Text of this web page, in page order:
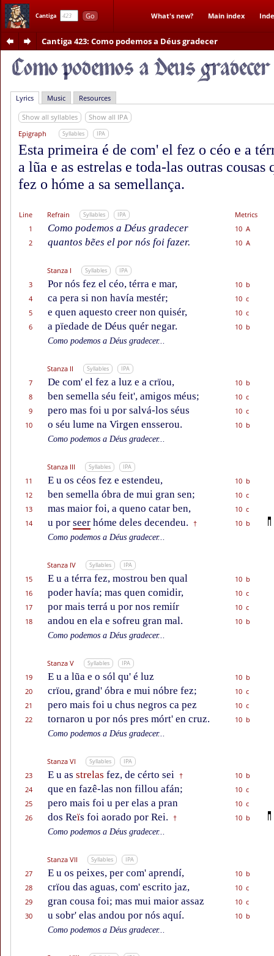
Cantiga Go What's new? Main index
Cantiga 423: Como podemos a Déus gradecer
Lyrics Music Resources
Show all syllables
Show all IPA
Epigraph
Syllables IPA
Esta primeira é de com' el fez o céo e a
a lũa e as estrelas e toda-las outras cousas
fez o hóme a sa semellança.
Line Refrain Syllables IPA
Metrics
1
Como podemos a Déus gradecer
10 A
2
quantos bẽes el por nós foi fazer. 10 A
Stanza I Syllables IPA
3 Por nós fez el céo, térra e mar,
10 b
4
ca pera si non havía mestér;
10 c
5
e quen aquesto creer non quisér,
10 c
6
a pïedade de Déus quér negar.
10 b
Como podemos a Déus gradecer...
Stanza II Syllables IPA
7 De com' el fez a luz e a crïou,
10 b
8
ben semella séu feit', amigos méus;
10 c
9
pero mas foi u por salvá-los séus
10 c
10
o séu lume na Virgen ensserou.
10 b
Como podemos a Déus gradecer...
Stanza III Syllables IPA
11 E u os céos fez e estendeu,
10 b
12
ben semella óbra de mui gran sen;
10 c
13
mas maior foi, a queno catar ben,
10 c
14
u por seer hóme deles decendeu. †
10 b
Como podemos a Déus gradecer...
Stanza IV Syllables IPA
15 E u a térra fez, mostrou ben qual
10 b
16
poder havía; mas quen comidir,
10 c
17
por mais terrá u por nos remiír
10 c
18
andou en ela e sofreu gran mal.
10 b
Como podemos a Déus gradecer...
Stanza V Syllables IPA
19 E u a lũa e o sól qu' é luz
10 b
20
crïou, grand' óbra e mui nóbre fez;
10 c
21
pero mais foi u chus negros ca pez
10 c
22
tornaron u por nós pres mórt' en cruz.
10 b
Como podemos a Déus gradecer...
Stanza VI Syllables IPA
23 E u as strelas fez, de cérto sei †
10 b
24
que en fazê-las non fillou afán;
10 c
25
pero mais foi u per elas a pran
10 c
26
dos Reïs foi aorado por Rei. †
10 b
Como podemos a Déus gradecer...
Stanza VII Syllables IPA
27 E u os peixes, per com' aprendí,
10 b
28
crïou das aguas, com' escrito jaz,
10 c
29
gran cousa foi; mas mui maior assaz
10 c
30
u sobr' elas andou por nós aquí.
10 b
Como podemos a Déus gradecer...